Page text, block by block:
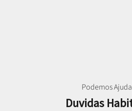
Podemos
Duvidas